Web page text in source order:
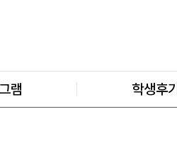
램 학생후기